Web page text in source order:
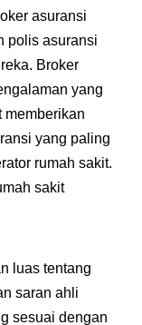
asuransi
polis asuransi
Broker
yang
memberikan
yang paling
rumah sakit.
sakit
luas tentang
saran ahli
sesuai dengan